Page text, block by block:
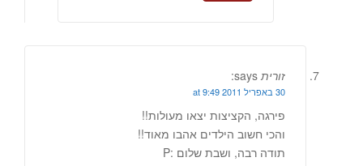
זורית says:
30 באפריל 2011 at 9:49
פירגה, הקציצות יצאו מעולות!!
והכי חשוב הילדים אהבו מאוד!!
תודה רבה, ושבת שלום :P